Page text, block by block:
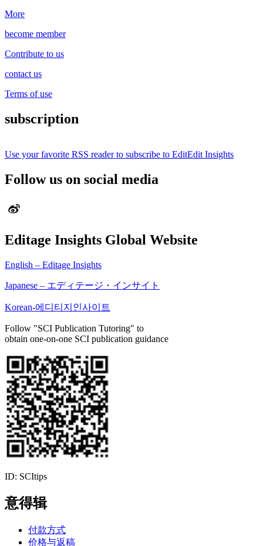
More
become member
Contribute to us
contact us
Terms of use
subscription
Use your favorite RSS reader to subscribe to EditEdit Insights
Follow us on social media
Editage Insights Global Website
English – Editage Insights
Japanese – エディテージ・インサイト
Korean-에디티지인사이트
Follow "SCI Publication Tutoring" to
obtain one-on-one SCI publication guidance
ID: SCItips
意得辑
付款方式
价格与返稿